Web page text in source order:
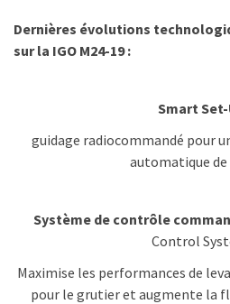
Dernières évolutions
sur la IGO M24-19 :
Smart
guidage radiocommandé pour
automatique de
Système de contrôle
Control
Maximise les performances de
pour le grutier et augmente la